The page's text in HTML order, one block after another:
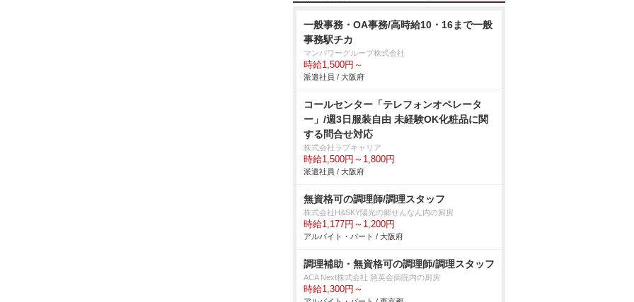
一般事務・OA事務/高時給10・16まで一般
事務駅チカ
マンパワーグループ株式会社
時給1,500円～
派遣社員 / 大阪府
コールセンター「テレフォンオペレータ
ー」/週3日服装自由 未経験OK化粧品に関
する問合せ対応
株式会社ラブキャリア
時給1,500円～1,800円
派遣社員 / 大阪府
無資格可の調理師/調理スタッフ
株式会社H&SKY陽光の郷せんなん内の厨房
時給1,177円～1,200円
アルバイト・パート / 大阪府
調理補助・無資格可の調理師/調理スタッフ
ACA Next株式会社 慈英会病院内の厨房
時給1,300円～